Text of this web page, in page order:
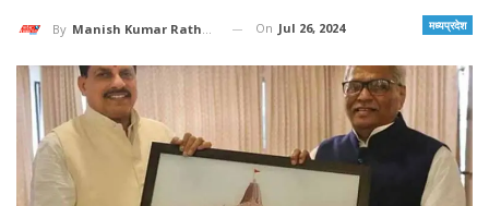
मध्यप्रदेश
By Manish Kumar Rathore On Jul 26, 2024